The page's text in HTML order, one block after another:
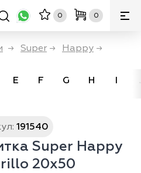
0 0
→ Super → Happy →
E F G H I
191540
Super Happy
20x50